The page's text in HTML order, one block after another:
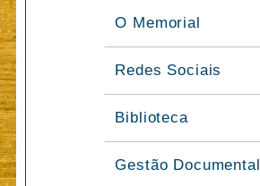
O Memorial
Redes Sociais
Biblioteca
Gestão Documental